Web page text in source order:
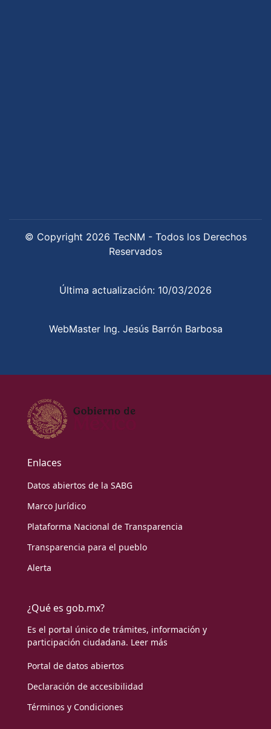
© Copyright 2026 TecNM - Todos los Derechos
Reservados
Última actualización: 10/03/2026
WebMaster Ing. Jesús Barrón Barbosa
Enlaces
Datos abiertos de la SABG
Marco Jurídico
Plataforma Nacional de Transparencia
Transparencia para el pueblo
Alerta
¿Qué es gob.mx?
Es el portal único de trámites, información y
participación ciudadana. Leer más
Portal de datos abiertos
Declaración de accesibilidad
Términos y Condiciones